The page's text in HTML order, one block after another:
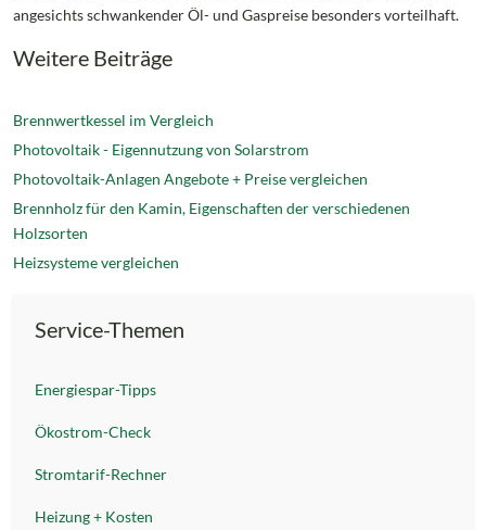
angesichts schwankender Öl- und Gaspreise besonders vorteilhaft.
Weitere Beiträge
Brennwertkessel im Vergleich
Photovoltaik - Eigennutzung von Solarstrom
Photovoltaik-Anlagen Angebote + Preise vergleichen
Brennholz für den Kamin, Eigenschaften der verschiedenen
Holzsorten
Heizsysteme vergleichen
Service-Themen
Energiespar-Tipps
Ökostrom-Check
Stromtarif-Rechner
Heizung + Kosten